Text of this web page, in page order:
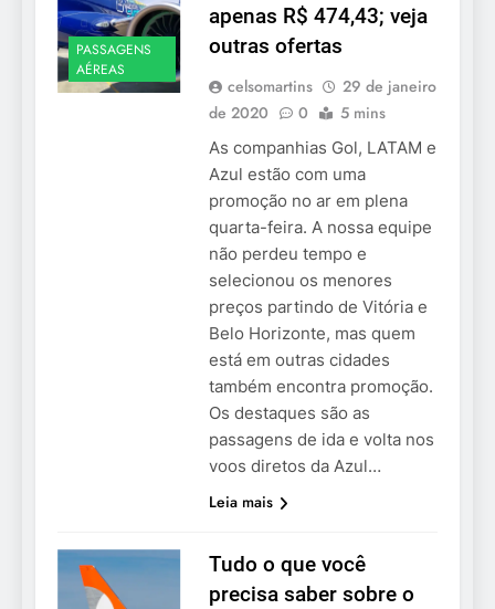
PASSAGENS
AÉREAS
apenas R$ 474,43; veja
outras ofertas
celsomartins
29 de janeiro
de 2020
0 5 mins
As companhias Gol, LATAM e
Azul estão com uma
promoção no ar em plena
quarta-feira. A nossa equipe
não perdeu tempo e
selecionou os menores
preços partindo de Vitória e
Belo Horizonte, mas quem
está em outras cidades
também encontra promoção.
Os destaques são as
passagens de ida e volta nos
voos diretos da Azul…
Leia mais
Tudo o que você
precisa saber sobre o